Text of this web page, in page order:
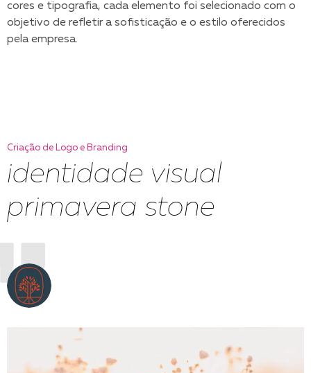
cores e tipografia, cada elemento foi selecionado com o
objetivo de refletir a sofisticação e o estilo oferecidos
pela empresa.
Criação de Logo e Branding
identidade visual
primavera stone